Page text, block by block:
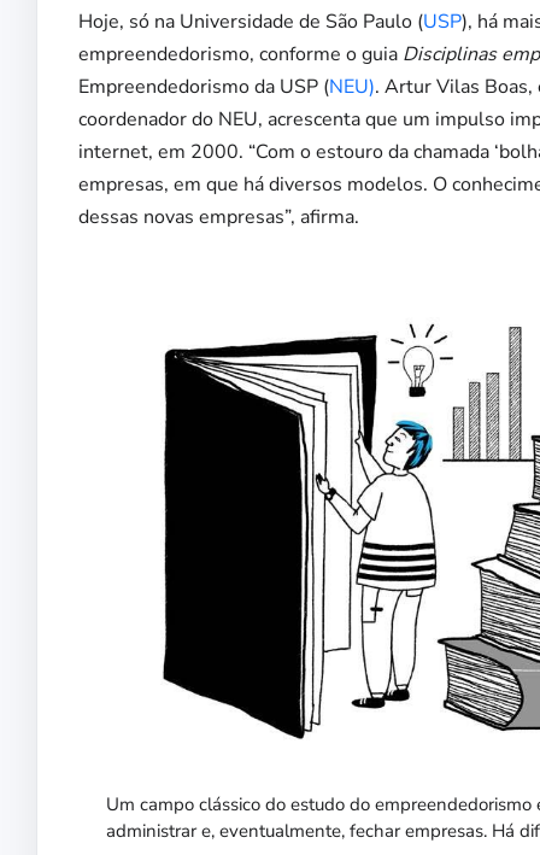
Hoje, só na Universidade de São Paulo (USP), há
empreendedorismo, conforme o guia Disciplinas
Empreendedorismo da USP (NEU). Artur Vilas Boas,
coordenador do NEU, acrescenta que um impulso
internet, em 2000. “Com o estouro da chamada
empresas, em que há diversos modelos. O
dessas novas empresas”, afirma.
Um campo clássico do estudo do
administrar e, eventualmente, fechar empresas. Há